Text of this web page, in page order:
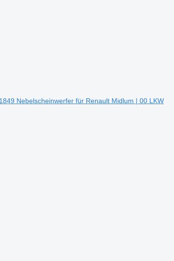
Nebelscheinwerfer für Renault Midlum | 00 LKW